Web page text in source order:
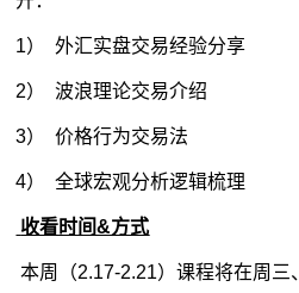
1） 外汇实盘交易经验分享
2） 波浪理论交易介绍
3） 价格行为交易法
4） 全球宏观分析逻辑梳理
收看时间&方式
本周（2.17-2.21）课程将在周